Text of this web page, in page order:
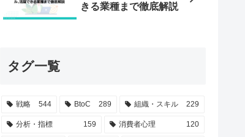
きる業種まで徹底解説
タグ一覧
戦略 544 BtoC 289 組織・スキル 229
分析・指標 159 消費者心理 120